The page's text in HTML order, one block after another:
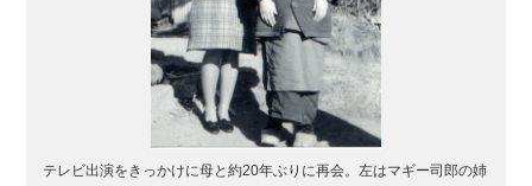
テレビ出演をきっかけに母と約20年ぶりに再会。左はマギー司郎の姉